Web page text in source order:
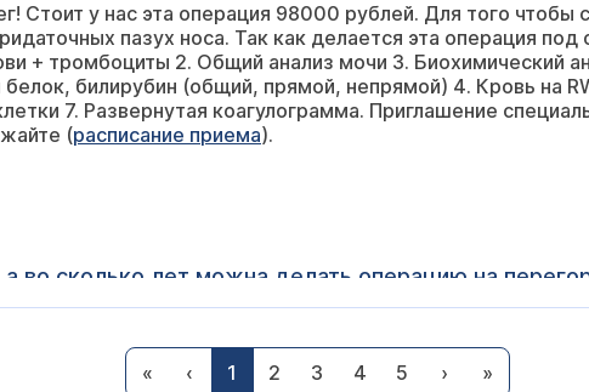
Стоит у нас эта операция 98000 рублей. Для того
пазух носа. Так как делается эта операция
+ тромбоциты 2. Общий анализ мочи 3. Биохимический
билирубин (общий, прямой, непрямой) 4. Кровь на
7. Развернутая коагулограмма. Приглашение
(расписание приема).
во сколько лет можна делать операцию на
носовой перегородки выполняют обычно после 14-
« ‹ 1 2 3 4 5 › »